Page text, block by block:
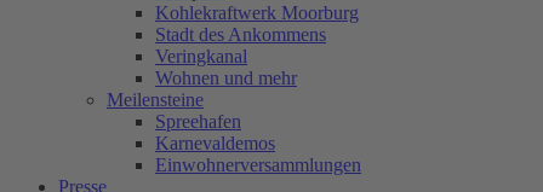
Kohlekraftwerk Moorburg
Stadt des Ankommens
Veringkanal
Wohnen und mehr
Meilensteine
Spreehafen
Karnevaldemos
Einwohnerversammlungen
Presse